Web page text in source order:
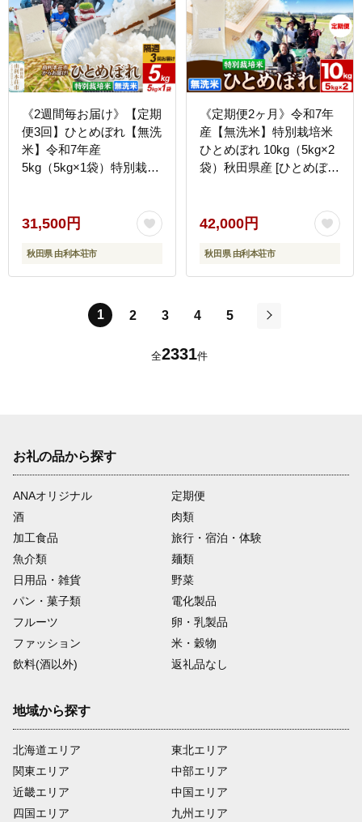
《2週間毎お届け》【定期
便3回】ひとめぼれ【無洗
米】令和7年産
5kg（5kg×1袋）特別栽培
米 ブランド米 食卓 おに
31,500円
秋田県 由利本荘市
《定期便2ヶ月》令和7年
産【無洗米】特別栽培米
ひとめぼれ 10kg（5kg×2
袋）秋田県産 [ひとめぼれ
卓 秋田県産 秋田県 由利
42,000円
秋田県 由利本荘市
1 2 3 4
5
全2331件
お礼の品から探す
ANAオリジナル
定期便
酒
肉類
加工食品
旅行・宿泊・体験
魚介類
麺類
日用品・雑貨
野菜
パン・菓子類
電化製品
フルーツ
卵・乳製品
ファッション
米・穀物
飲料(酒以外)
返礼品なし
地域から探す
北海道エリア
関東エリア
近畿エリア
四国エリア
東北エリア
中部エリア
中国エリア
九州エリア